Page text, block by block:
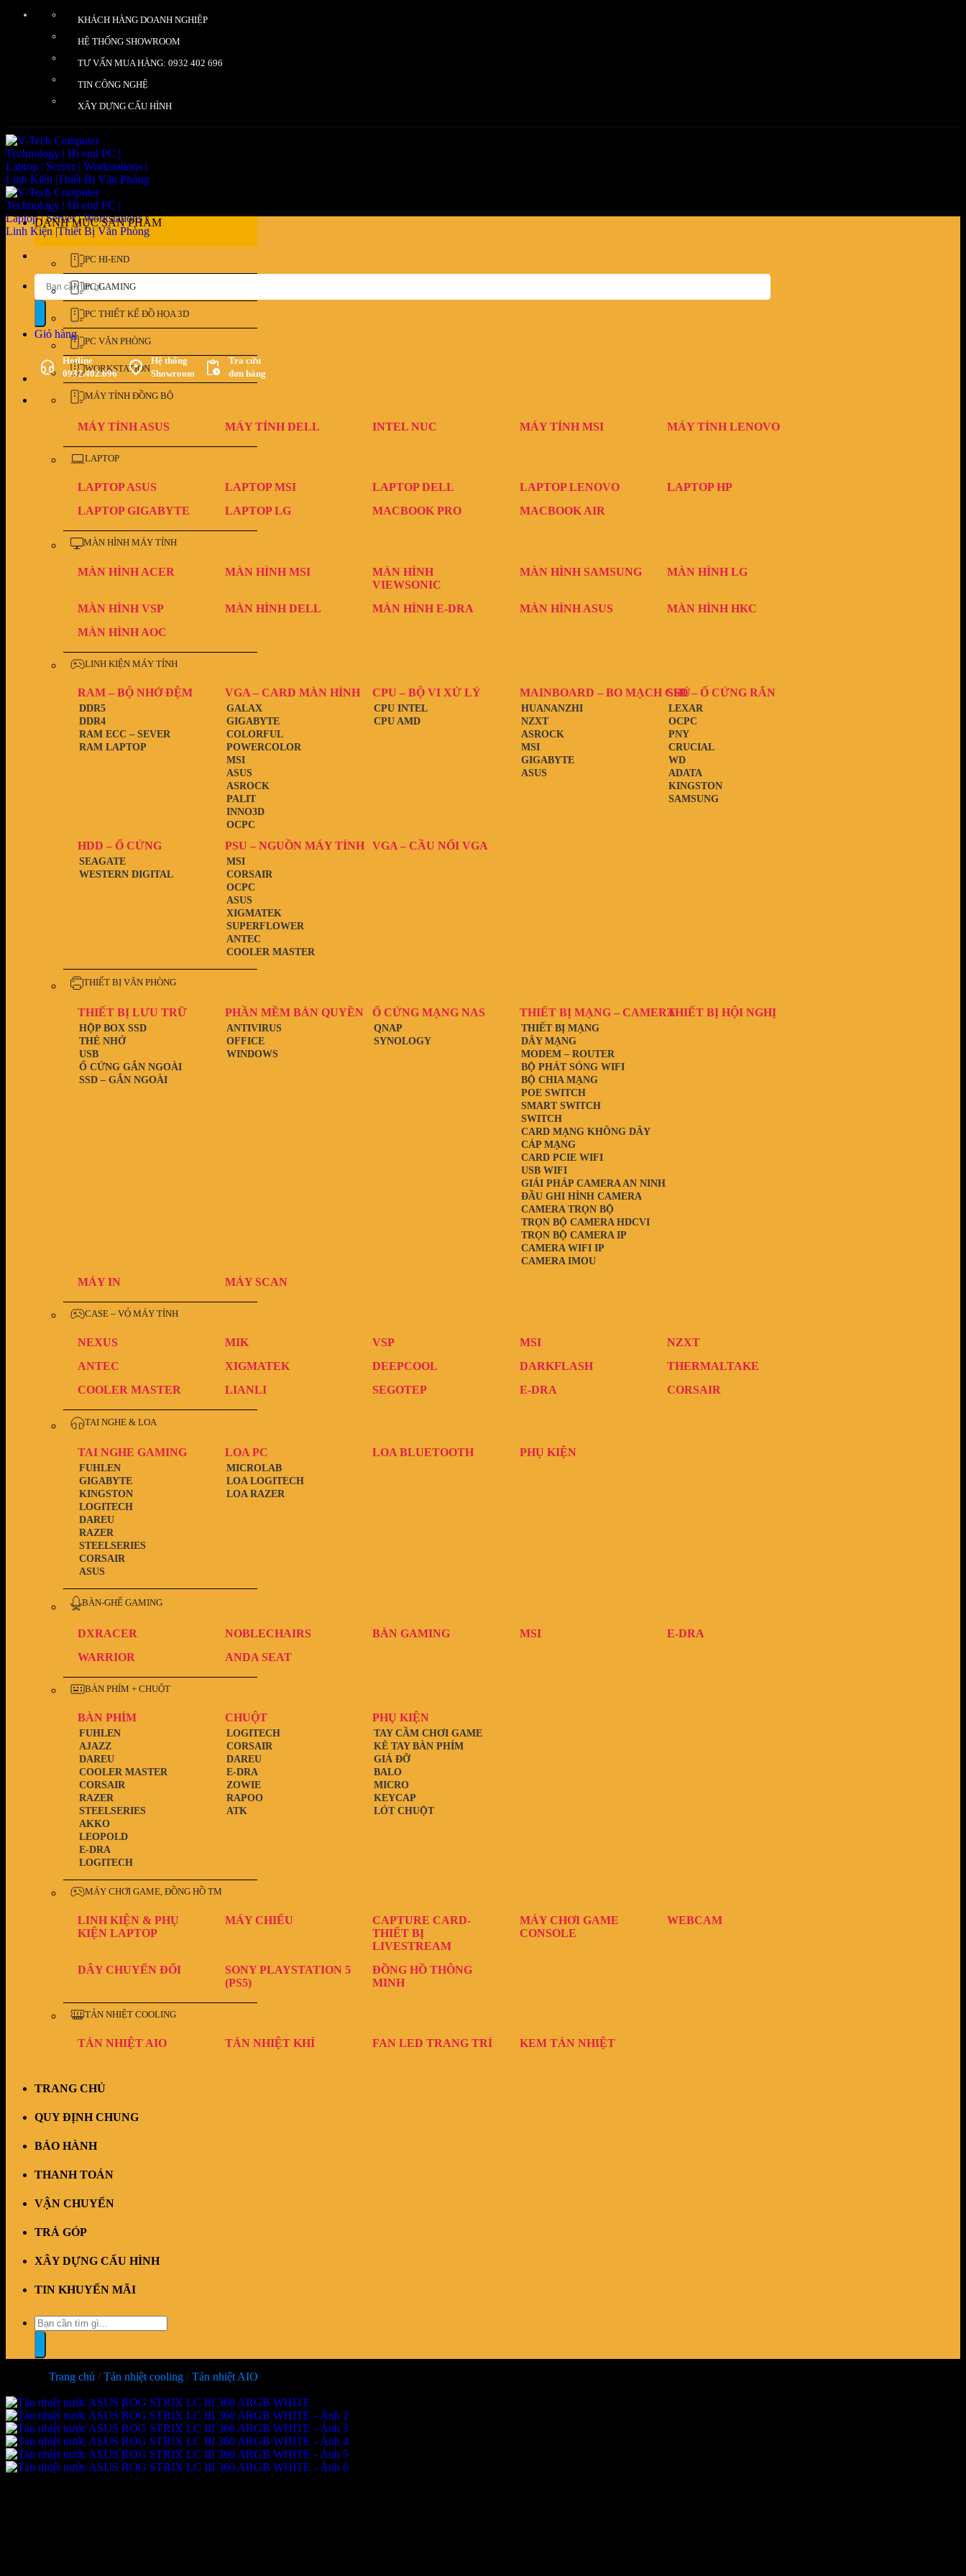
KHÁCH HÀNG DOANH NGHIỆP
HỆ THỐNG SHOWROOM
TƯ VẤN MUA HÀNG: 0932 402 696
TIN CÔNG NGHỆ
XÂY DỰNG CẤU HÌNH
Tìm
kiếm:
Giỏ hàng
Hotline
0932.402.696
Hệ thống
Showroom
Tra cứu
đơn hàng
DANH MỤC SẢN PHẨM
PC HI-END
PC GAMING
PC THIẾT KẾ ĐỒ HỌA 3D
PC VĂN PHÒNG
WORKSTATION
MÁY TÍNH ĐỒNG BỘ
MÁY TÍNH ASUS MÁY TÍNH DELL INTEL NUC MÁY TÍNH MSI MÁY TÍNH LENOVO
LAPTOP
LAPTOP ASUS LAPTOP MSI LAPTOP DELL LAPTOP LENOVO
LAPTOP HP
LAPTOP GIGABYTE
LAPTOP LG MACBOOK PRO MACBOOK AIR
MÀN HÌNH MÁY TÍNH
MÀN HÌNH ACER MÀN HÌNH MSI
MÀN HÌNH
VIEWSONIC
MÀN HÌNH SAMSUNG MÀN HÌNH LG
MÀN HÌNH VSP MÀN HÌNH DELL MÀN HÌNH E-DRA MÀN HÌNH ASUS
MÀN HÌNH HKC
MÀN HÌNH AOC
LINH KIỆN MÁY TÍNH
RAM – BỘ NHỚ ĐỆM
RAM LAPTOP
RAM ECC – SEVER
DDR4
DDR5
VGA – CARD MÀN HÌNH
OCPC
INNO3D
PALIT
ASROCK
ASUS
MSI
POWERCOLOR
COLORFUL
GIGABYTE
GALAX
CPU – BỘ VI XỬ LÝ
CPU AMD
CPU INTEL
MAINBOARD – BO MẠCH CHỦ
ASUS
GIGABYTE
MSI
ASROCK
NZXT
HUANANZHI
SSD – Ổ CỨNG RẮN
SAMSUNG
KINGSTON
ADATA
WD
CRUCIAL
PNY
OCPC
LEXAR
HDD – Ổ CỨNG
WESTERN DIGITAL
SEAGATE
PSU – NGUỒN MÁY TÍNH
COOLER MASTER
ANTEC
SUPERFLOWER
XIGMATEK
ASUS
OCPC
CORSAIR
MSI
VGA – CẦU NỐI VGA
THIẾT BỊ VĂN PHÒNG
THIẾT BỊ LƯU TRỮ
SSD – GẮN NGOÀI
Ổ CỨNG GẮN NGOÀI
USB
THẺ NHỚ
HỘP BOX SSD
PHẦN MỀM BẢN QUYỀN
WINDOWS
OFFICE
ANTIVIRUS
Ổ CỨNG MẠNG NAS
SYNOLOGY
QNAP
THIẾT BỊ MẠNG – CAMERA
GIẢI PHÁP CAMERA AN NINH
CAMERA WIFI IP
CAMERA IMOU
CAMERA TRỌN BỘ
TRỌN BỘ CAMERA IP
TRỌN BỘ CAMERA HDCVI
ĐẦU GHI HÌNH CAMERA
THIẾT BỊ MẠNG
CARD MẠNG KHÔNG DÂY
USB WIFI
CARD PCIE WIFI
CÁP MẠNG
BỘ CHIA MẠNG
SWITCH
SMART SWITCH
POE SWITCH
BỘ PHÁT SÓNG WIFI
MODEM – ROUTER
DÂY MẠNG
THIẾT BỊ HỘI NGHỊ
MÁY IN MÁY SCAN
CASE – VỎ MÁY TÍNH
NEXUS MIK VSP MSI
NZXT
ANTEC
XIGMATEK DEEPCOOL DARKFLASH
THERMALTAKE
COOLER MASTER
LIANLI SEGOTEP E-DRA CORSAIR
TAI NGHE & LOA
TAI NGHE GAMING
ASUS
CORSAIR
STEELSERIES
RAZER
DAREU
LOGITECH
KINGSTON
GIGABYTE
FUHLEN
LOA PC
LOA RAZER
LOA LOGITECH
MICROLAB
LOA BLUETOOTH PHỤ KIỆN
BÀN-GHẾ GAMING
DXRACER NOBLECHAIRS BÀN GAMING MSI
E-DRA
WARRIOR
ANDA SEAT
BÀN PHÍM + CHUỘT
BÀN PHÍM
LOGITECH
E-DRA
LEOPOLD
AKKO
STEELSERIES
RAZER
CORSAIR
COOLER MASTER
DAREU
AJAZZ
FUHLEN
CHUỘT
ATK
RAPOO
ZOWIE
E-DRA
DAREU
CORSAIR
LOGITECH
PHỤ KIỆN
LÓT CHUỘT
KEYCAP
MICRO
BALO
GIÁ ĐỠ
KÊ TAY BÀN PHÍM
TAY CẦM CHƠI GAME
MÁY CHƠI GAME, ĐỒNG HỒ TM
LINH KIỆN & PHỤ
KIỆN LAPTOP
MÁY CHIẾU
CAPTURE CARD-
THIẾT BỊ
LIVESTREAM
MÁY CHƠI GAME
CONSOLE
WEBCAM
DÂY CHUYỂN ĐỔI
SONY PLAYSTATION 5
(PS5)
ĐỒNG HỒ THÔNG
MINH
TẢN NHIỆT COOLING
TẢN NHIỆT AIO TẢN NHIỆT KHÍ FAN LED TRANG TRÍ KEM TẢN NHIỆT
TRANG CHỦ
QUY ĐỊNH CHUNG
BẢO HÀNH
THANH TOÁN
VẬN CHUYỂN
TRẢ GÓP
XÂY DỰNG CẤU HÌNH
TIN KHUYẾN MÃI
Tìm
kiếm:
Trang chủ / Tản nhiệt cooling / Tản nhiệt AIO